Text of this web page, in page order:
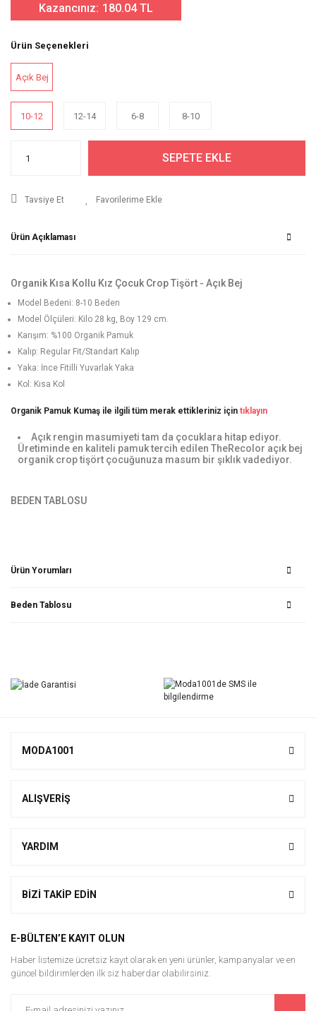
Kazancınız: 180.04 TL
Ürün Seçenekleri
Açık Bej
10-12 12-14 6-8 8-10
SEPETE EKLE
Tavsiye Et
Ürün Açıklaması
Organik Kısa Kollu Kız Çocuk Crop Tişört - Açık Bej
Model Bedeni: 8-10 Beden
Model Ölçüleri: Kilo 28 kg, Boy 129 cm.
Karışım: %100 Organik Pamuk
Kalıp: Regular Fit/Standart Kalıp
Yaka: İnce Fitilli Yuvarlak Yaka
Kol: Kısa Kol
Organik Pamuk Kumaş ile ilgili tüm merak ettikleriniz için tıklayın
Açık rengin masumiyeti tam da çocuklara hitap ediyor.
Üretiminde en kaliteli pamuk tercih edilen TheRecolor açık bej
organik crop tişört çocuğunuza masum bir şıklık vadediyor.
BEDEN TABLOSU
Ürün Yorumları
Beden Tablosu
MODA1001
ALIŞVERİŞ
YARDIM
BİZİ TAKİP EDİN
E-BÜLTEN’E KAYIT OLUN
Haber listemize ücretsiz kayıt olarak en yeni ürünler, kampanyalar ve en
güncel bildirimlerden ilk siz haberdar olabilirsiniz.